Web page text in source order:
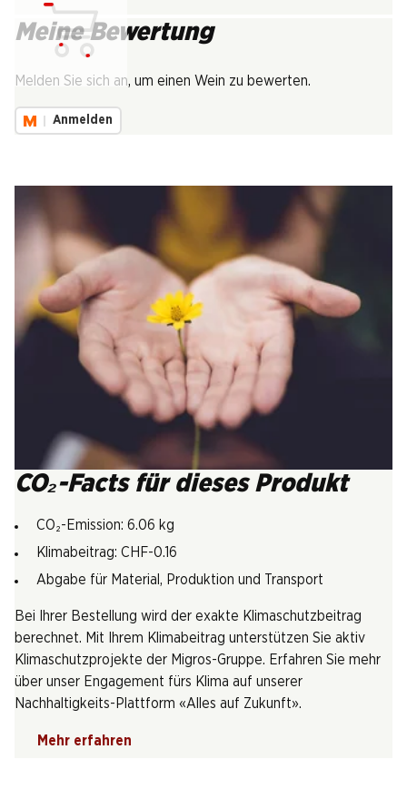
Meine Bewertung
Melden Sie sich an, um einen Wein zu bewerten.
Anmelden
CO₂-Facts für dieses Produkt
CO₂-Emission: 6.06 kg
Klimabeitrag: CHF-0.16
Abgabe für Material, Produktion und Transport
Bei Ihrer Bestellung wird der exakte Klimaschutzbeitrag
berechnet. Mit Ihrem Klimabeitrag unterstützen Sie aktiv
Klimaschutzprojekte der Migros-Gruppe. Erfahren Sie mehr
über unser Engagement fürs Klima auf unserer
Nachhaltigkeits-Plattform «Alles auf Zukunft».
Mehr erfahren